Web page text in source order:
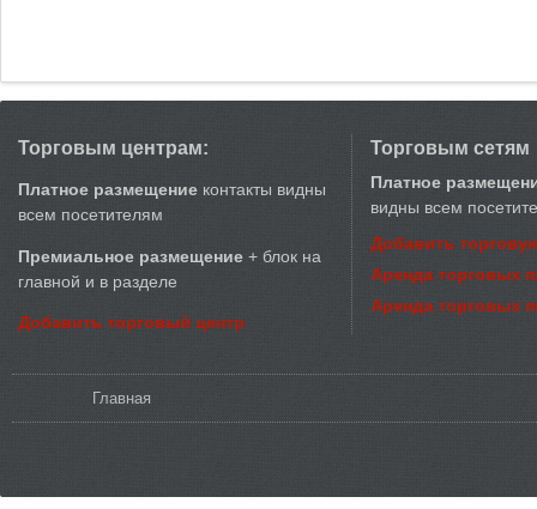
Торговым центрам:
Платное размещение контакты видны
всем посетителям
Премиальное размещение + блок на
главной и в разделе
Добавить торговый центр
Торговым сетям
Платное
видны всем
Добавить
Аренда торговых
Аренда торговых
Главная